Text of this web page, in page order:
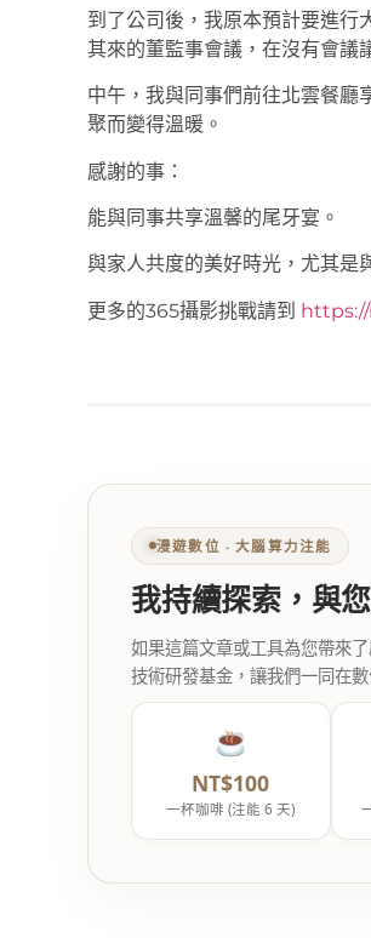
到了公司後，我原本預計要進行
其來的董監事會議，在沒有會議
中午，我與同事們前往北雲餐廳
聚而變得溫暖。
感謝的事：
能與同事共享溫馨的尾牙宴。
與家人共度的美好時光，尤其是
更多的365攝影挑戰請到
漫遊數位 ‧ 大腦算力注能
我持續探索，與
如果這篇文章或工具為您帶來
技術研發基金，讓我們一同在數
NT$100
一杯咖啡 (注能 6 天)